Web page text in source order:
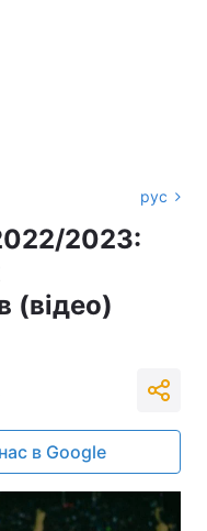
рус
2023:
(відео)
в Google